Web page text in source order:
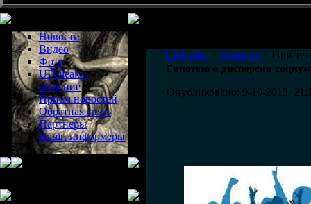
Новости
Видео
Фото
UFOleaks -
общение
Прием новостей
Обратная связь
Партнеры
Наши информеры
UfoLeaks » Новости »
Гипотеза о дисперсии
Опубликовано: 9-10-2013,